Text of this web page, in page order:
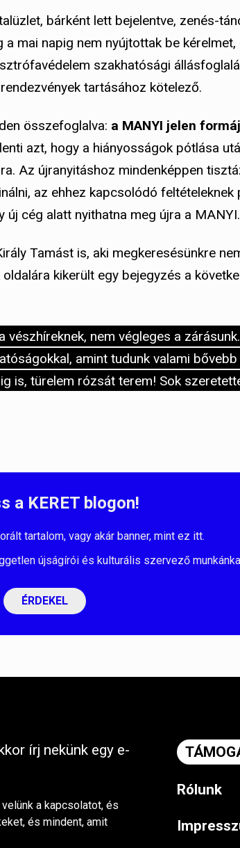
bárként lett bejelentve, zenés-
mai napig nem nyújtottak be kérelmet,
szakhatósági
tartásához kötelező.
összefoglalva: a MANYI jelen
azt, hogy a hiányosságok pótlása
Az újranyitáshoz mindenképpen
az ehhez kapcsolódó feltételeknek
új cég alatt nyithatna meg újra a MANYI.
Tamást is, aki megkeresésünkre
kikerült egy bejegyzés a
vészhíreknek, nem végleges a
amint tudunk valami
is, türelem rózsát terem! Sok
a KERET blogon!
tartalom, vagy akár banner, mint ez itt.
újságírói és kulturális szervező
ÉRDEKEL
írj nekünk egy e-
a kapcsolatot, és
és mindent, amit
Rólunk